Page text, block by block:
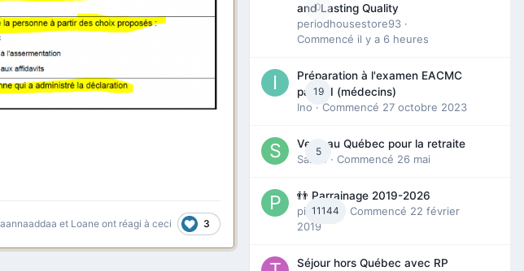
et Loane ont réagi à ceci 3
0
and Lasting Quality
periodhousestore93 ·
Commencé il y a 6 heures
19
Préparation à l'examen EACMC
partie I (médecins)
Ino · Commencé 27 octobre 2023
5
Venir au Québec pour la retraite
Sab74
· Commencé 26 mai
11144
👬 Parrainage 2019-2026
piinoush
· Commencé 22 février
2019
Séjour hors Québec avec RP